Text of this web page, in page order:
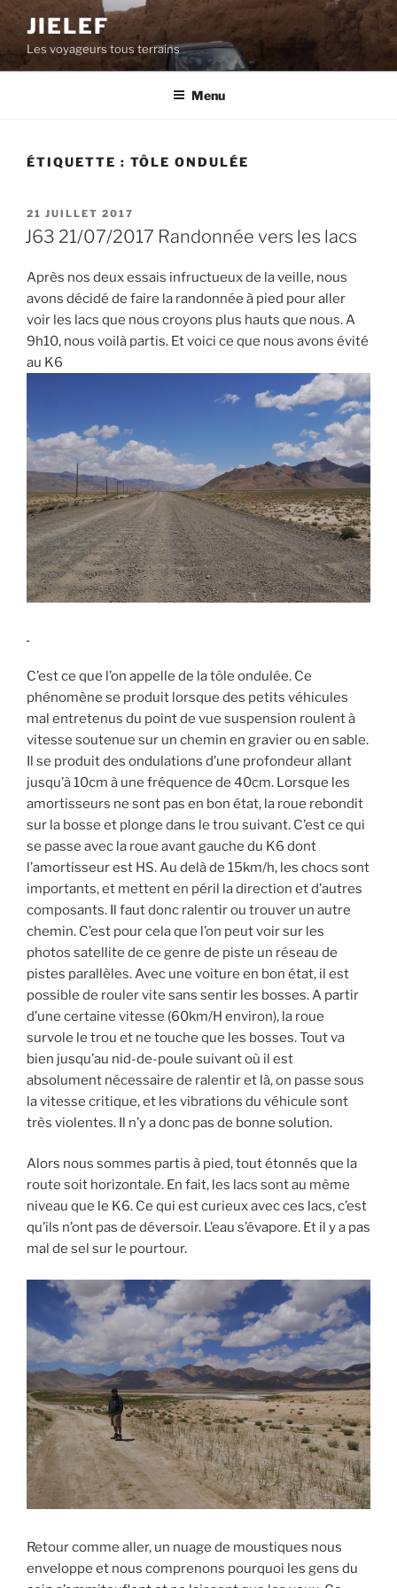
Aller
contenu
principal
JIELEF
Les voyageurs tous terrains
Menu
ÉTIQUETTE : TÔLE ONDULÉE
PUBLIÉ
LE
21 JUILLET 2017
J63 21/07/2017 Randonnée vers les lacs
Après nos deux essais infructueux de la veille, nous
avons décidé de faire la randonnée à pied pour aller
voir les lacs que nous croyons plus hauts que nous. A
9h10, nous voilà partis. Et voici ce que nous avons évité
au K6
C’est ce que l’on appelle de la tôle ondulée. Ce
phénomène se produit lorsque des petits véhicules
mal entretenus du point de vue suspension roulent à
vitesse soutenue sur un chemin en gravier ou en sable.
Il se produit des ondulations d’une profondeur allant
jusqu’à 10cm à une fréquence de 40cm. Lorsque les
amortisseurs ne sont pas en bon état, la roue rebondit
sur la bosse et plonge dans le trou suivant. C’est ce qui
se passe avec la roue avant gauche du K6 dont
l’amortisseur est HS. Au delà de 15km/h, les chocs sont
importants, et mettent en péril la direction et d’autres
composants. Il faut donc ralentir ou trouver un autre
chemin. C’est pour cela que l’on peut voir sur les
photos satellite de ce genre de piste un réseau de
pistes parallèles. Avec une voiture en bon état, il est
possible de rouler vite sans sentir les bosses. A partir
d’une certaine vitesse (60km/H environ), la roue
survole le trou et ne touche que les bosses. Tout va
bien jusqu’au nid-de-poule suivant où il est
absolument nécessaire de ralentir et là, on passe sous
la vitesse critique, et les vibrations du véhicule sont
très violentes. Il n’y a donc pas de bonne solution.
Alors nous sommes partis à pied, tout étonnés que la
route soit horizontale. En fait, les lacs sont au même
niveau que le K6. Ce qui est curieux avec ces lacs, c’est
qu’ils n’ont pas de déversoir. L’eau s’évapore. Et il y a pas
mal de sel sur le pourtour.
Retour comme aller, un nuage de moustiques nous
enveloppe et nous comprenons pourquoi les gens du